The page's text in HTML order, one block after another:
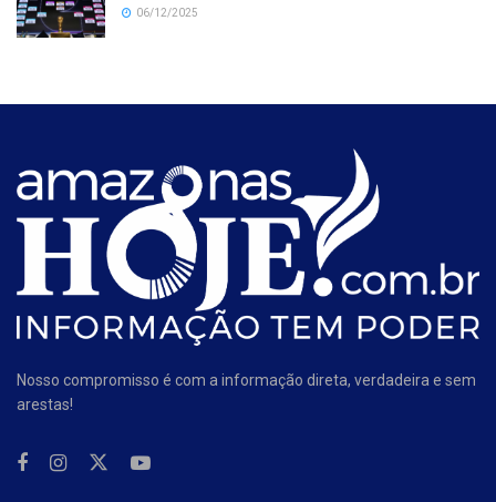
06/12/2025
Nosso compromisso é com a informação direta, verdadeira e sem
arestas!